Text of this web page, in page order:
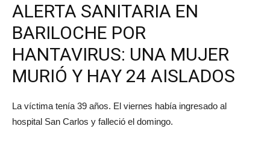
ALERTA SANITARIA EN
BARILOCHE POR
HANTAVIRUS: UNA MUJER
MURIÓ Y HAY 24 AISLADOS
La víctima tenía 39 años. El viernes había ingresado al
hospital San Carlos y falleció el domingo.